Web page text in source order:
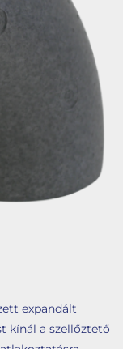
expandált
kínál a szellőztető